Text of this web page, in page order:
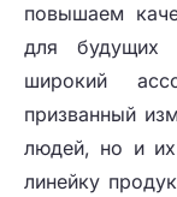
повышаем
для будущих
широкий
призванный
людей, но и
линейку